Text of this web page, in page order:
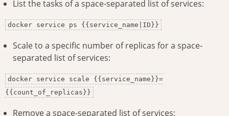
List the tasks of a space-separated list of services:
docker service ps {{service_name|ID}}
Scale to a specific number of replicas for a space-
separated list of services:
docker service scale {{service_name}}=
{{count_of_replicas}}
Remove a space-separated list of services: